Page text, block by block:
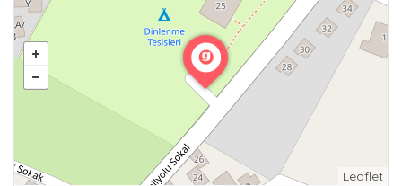
Leaflet